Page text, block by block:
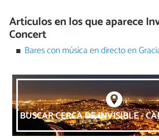
Artículos en los que aparece
Concert
Bares con música en directo en
BUSCAR CERCA DE INVISIBLE -